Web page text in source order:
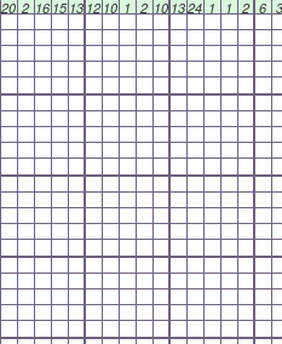
20 2 16 15 13 12 10 1 2 10 1324 1 1 2 6 3